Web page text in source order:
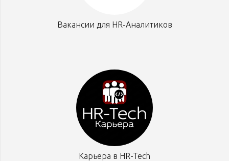
Вакансии для HR-Аналитиков
Карьера в HR-Tech